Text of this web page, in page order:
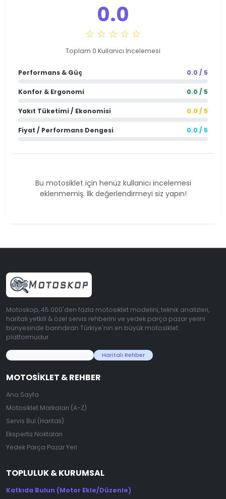
0.0
☆ ☆ ☆ ☆ ☆
Toplam 0 Kullanıcı İncelemesi
Performans & Güç 0.0 / 5
Konfor & Ergonomi 0.0 / 5
Yakıt Tüketimi / Ekonomisi 0.0 / 5
Fiyat / Performans Dengesi 0.0 / 5
Bu motosiklet için henüz kullanıcı incelemesi
eklenmemiş. İlk değerlendirmeyi siz yapın!
Motoskop, 45.000'den fazla motosiklet modelini, teknik analizleri,
haritalı yetkili & özel servis rehberini ve yedek parça pazar yerini
bünyesinde barındıran Türkiye'nin en büyük motosiklet
platformudur.
Haritalı Rehber
MOTOSIKLET & REHBER
Ana Sayfa
Motosiklet Markaları (A-Z)
Servis Bul (Haritalı)
Ekspertiz Noktaları
Yedek Parça Pazar Yeri
TOPLULUK & KURUMSAL
Katkıda Bulun (Motor Ekle/Düzenle)